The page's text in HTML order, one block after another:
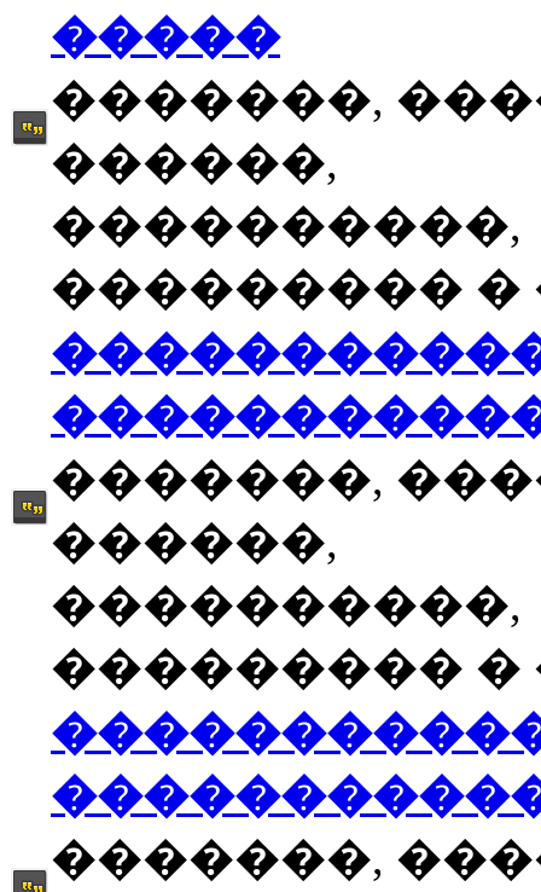
�����
�������,
������,
����������,
��������� �
�������,
������,
����������,
��������� �
�������,